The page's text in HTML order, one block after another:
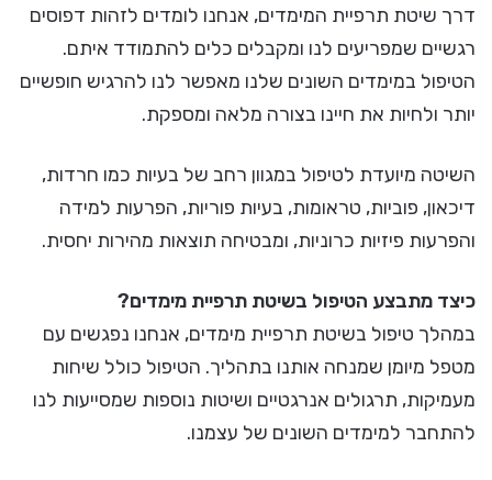
דרך שיטת תרפיית המימדים, אנחנו לומדים לזהות דפוסים
רגשיים שמפריעים לנו ומקבלים כלים להתמודד איתם.
הטיפול במימדים השונים שלנו מאפשר לנו להרגיש חופשיים
יותר ולחיות את חיינו בצורה מלאה ומספקת.
השיטה מיועדת לטיפול במגוון רחב של בעיות כמו חרדות,
דיכאון, פוביות, טראומות, בעיות פוריות, הפרעות למידה
והפרעות פיזיות כרוניות, ומבטיחה תוצאות מהירות יחסית.
כיצד מתבצע הטיפול בשיטת תרפיית מימדים?
במהלך טיפול בשיטת תרפיית מימדים, אנחנו נפגשים עם
מטפל מיומן שמנחה אותנו בתהליך. הטיפול כולל שיחות
מעמיקות, תרגולים אנרגטיים ושיטות נוספות שמסייעות לנו
להתחבר למימדים השונים של עצמנו.